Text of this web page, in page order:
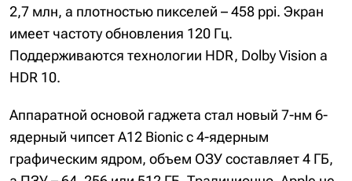
2,7 млн, а плотностью пикселей – 458 ppi. Экран
имеет частоту обновления 120 Гц.
Поддерживаются технологии HDR, Dolby Vision а
HDR 10.
Аппаратной основой гаджета стал новый 7-нм 6-
ядерный чипсет A12 Bionic с 4-ядерным
графическим ядром, объем ОЗУ составляет 4 ГБ,